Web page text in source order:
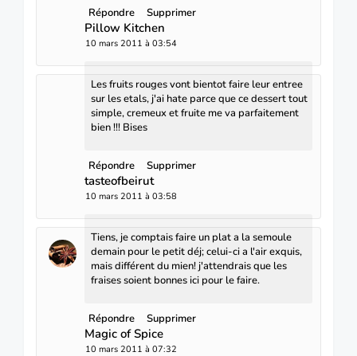
Répondre Supprimer
Pillow Kitchen
10 mars 2011 à 03:54
Les fruits rouges vont bientot faire leur entree
sur les etals, j'ai hate parce que ce dessert tout
simple, cremeux et fruite me va parfaitement
bien !!! Bises
Répondre Supprimer
tasteofbeirut
10 mars 2011 à 03:58
Tiens, je comptais faire un plat a la semoule
demain pour le petit déj; celui-ci a l'air exquis,
mais différent du mien! j'attendrais que les
fraises soient bonnes ici pour le faire.
Répondre Supprimer
Magic of Spice
10 mars 2011 à 07:32